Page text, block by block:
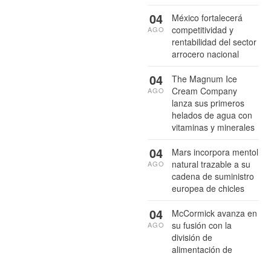
México fortalecerá
competitividad y
rentabilidad del sector
arrocero nacional
04
AGO
The Magnum Ice
Cream Company
lanza sus primeros
helados de agua con
vitaminas y minerales
04
AGO
Mars incorpora mentol
natural trazable a su
cadena de suministro
europea de chicles
04
AGO
McCormick avanza en
su fusión con la
división de
alimentación de
04
AGO